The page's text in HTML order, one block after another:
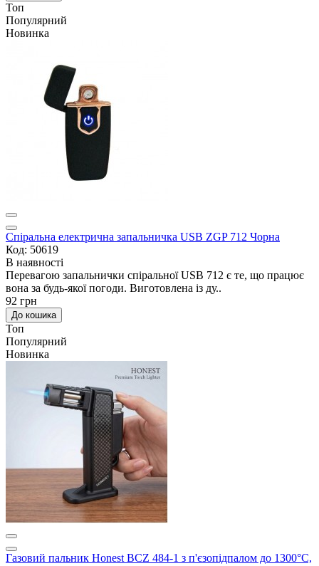
Топ
Популярний
Новинка
Спіральна електрична запальничка USB ZGP 712 Чорна
Код: 50619
В наявності
Перевагою запальнички спіральної USB 712 є те, що працює
вона за будь-якої погоди. Виготовлена із ду..
92 грн
До кошика
Топ
Популярний
Новинка
Газовий пальник Honest BCZ 484-1 з п'єзопідпалом до 1300°C,